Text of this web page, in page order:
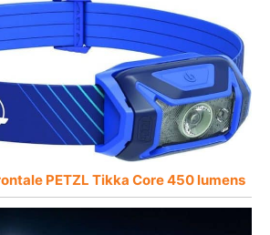
PETZL Tikka Core 450 lumens